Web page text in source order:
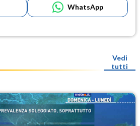
WhatsApp
Vedi
tutti